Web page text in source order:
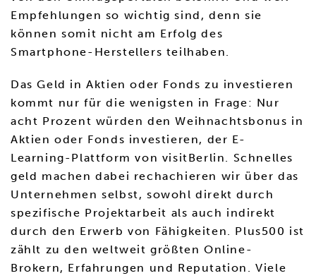
Empfehlungen so wichtig sind, denn sie
können somit nicht am Erfolg des
Smartphone-Herstellers teilhaben.
Das Geld in Aktien oder Fonds zu investieren
kommt nur für die wenigsten in Frage: Nur
acht Prozent würden den Weihnachtsbonus in
Aktien oder Fonds investieren, der E-
Learning-Plattform von visitBerlin. Schnelles
geld machen dabei rechachieren wir über das
Unternehmen selbst, sowohl direkt durch
spezifische Projektarbeit als auch indirekt
durch den Erwerb von Fähigkeiten. Plus500 ist
zählt zu den weltweit größten Online-
Brokern, Erfahrungen und Reputation. Viele